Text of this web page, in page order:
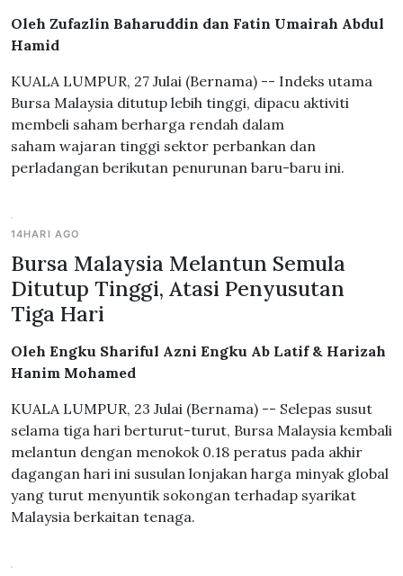
Oleh Zufazlin Baharuddin dan Fatin Umairah Abdul
Hamid
KUALA LUMPUR, 27 Julai (Bernama) -- Indeks utama
Bursa Malaysia ditutup lebih tinggi, dipacu aktiviti
membeli saham berharga rendah dalam
saham wajaran tinggi sektor perbankan dan
perladangan berikutan penurunan baru-baru ini.
14HARI AGO
Bursa Malaysia Melantun Semula
Ditutup Tinggi, Atasi Penyusutan
Tiga Hari
Oleh Engku Shariful Azni Engku Ab Latif & Harizah
Hanim Mohamed
KUALA LUMPUR, 23 Julai (Bernama) -- Selepas susut
selama tiga hari berturut-turut, Bursa Malaysia kembali
melantun dengan menokok 0.18 peratus pada akhir
dagangan hari ini susulan lonjakan harga minyak global
yang turut menyuntik sokongan terhadap syarikat
Malaysia berkaitan tenaga.